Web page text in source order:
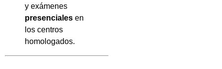
y exámenes
presenciales en
los centros
homologados.